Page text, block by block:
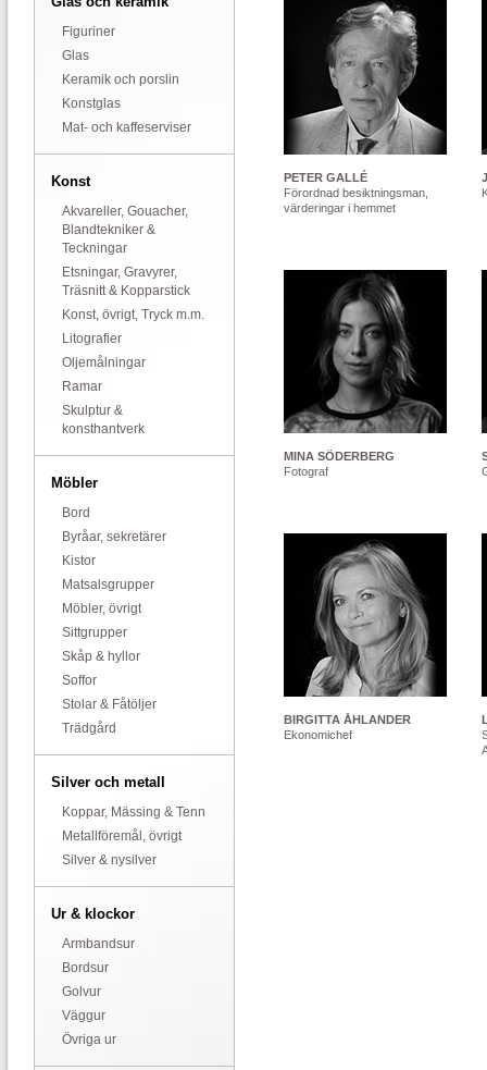
Figuriner
Glas
Keramik och porslin
Konstglas
Mat- och kaffeserviser
Konst
Akvareller, Gouacher,
Blandtekniker &
Teckningar
Etsningar, Gravyrer,
Träsnitt & Kopparstick
Konst, övrigt, Tryck m.m.
Litografier
Oljemålningar
Ramar
Skulptur &
konsthantverk
Möbler
Bord
Byråar, sekretärer
Kistor
Matsalsgrupper
Möbler, övrigt
Sittgrupper
Skåp & hyllor
Soffor
Stolar & Fåtöljer
Trädgård
Silver och metall
Koppar, Mässing & Tenn
Metallföremål, övrigt
Silver & nysilver
Ur & klockor
Armbandsur
Bordsur
Golvur
Väggur
Övriga ur
PETER GALLÉ
Förordnad besiktningsman,
värderingar i hemmet
MINA SÖDERBERG
Fotograf
BIRGITTA ÅHLANDER
Ekonomichef